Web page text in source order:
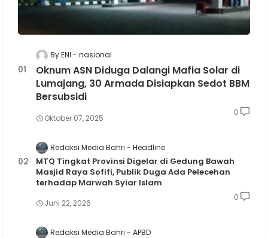
By ENI nasional
Oknum ASN Diduga Dalangi Mafia Solar di
Lumajang, 30 Armada Disiapkan Sedot BBM
Bersubsidi
Oktober 07, 2025
0
Redaksi Media Bahri Headline
MTQ Tingkat Provinsi Digelar di Gedung Bawah
Masjid Raya Sofifi, Publik Duga Ada Pelecehan
terhadap Marwah Syiar Islam
Juni 22, 2026
0
Redaksi Media Bahri APBD